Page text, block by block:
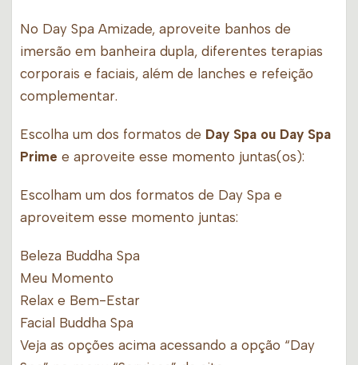
No Day Spa Amizade, aproveite banhos de
imersão em banheira dupla, diferentes terapias
corporais e faciais, além de lanches e refeição
complementar.
Escolha um dos formatos de Day Spa ou Day Spa
Prime e aproveite esse momento juntas(os):
Escolham um dos formatos de Day Spa e
aproveitem esse momento juntas:
Beleza Buddha Spa
Meu Momento
Relax e Bem-Estar
Facial Buddha Spa
Veja as opções acima acessando a opção “Day